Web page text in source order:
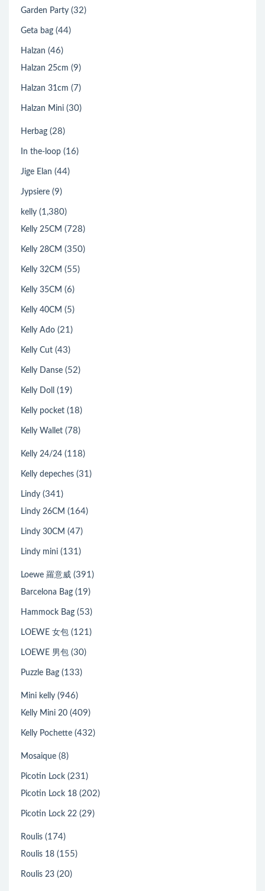
Garden Party (32)
Geta bag (44)
Halzan (46)
Halzan 25cm (9)
Halzan 31cm (7)
Halzan Mini (30)
Herbag (28)
In the-loop (16)
Jige Elan (44)
Jypsiere (9)
kelly (1,380)
Kelly 25CM (728)
Kelly 28CM (350)
Kelly 32CM (55)
Kelly 35CM (6)
Kelly 40CM (5)
Kelly Ado (21)
Kelly Cut (43)
Kelly Danse (52)
Kelly Doll (19)
Kelly pocket (18)
Kelly Wallet (78)
Kelly 24/24 (118)
Kelly depeches (31)
Lindy (341)
Lindy 26CM (164)
Lindy 30CM (47)
Lindy mini (131)
Loewe 羅意威 (391)
Barcelona Bag (19)
Hammock Bag (53)
LOEWE 女包 (121)
LOEWE 男包 (30)
Puzzle Bag (133)
Mini kelly (946)
Kelly Mini 20 (409)
Kelly Pochette (432)
Mosaique (8)
Picotin Lock (231)
Picotin Lock 18 (202)
Picotin Lock 22 (29)
Roulis (174)
Roulis 18 (155)
Roulis 23 (20)